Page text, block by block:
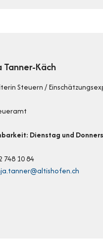
Tanner-Käch
Steuern /
Dienstag und
748 10 84